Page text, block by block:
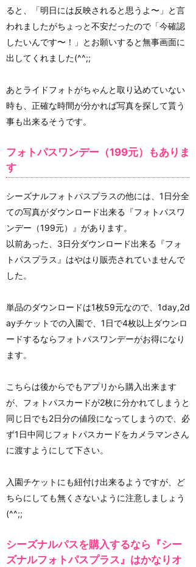
ると、「明日には反映されると思うよ〜」と言
われましたがちょっと不安だったので「今確認
したいんです〜！」とお願いすると無事画面に
出してくれました(^^;;
あとライドフォトがちゃんと取り込めていない
時も、正確な時間が分かれば写真を探して貰う
事も出来るそうです。
フォトパスワンデー（199元）もありま
す
シーズナルフォトパスプラスの他には、1日分全
ての写真がダウンロード出来る『フォトパスワ
ンデー（199元）』があります。
以前あった、3日分ダウンロード出来る『フォ
トパスプラス』はやはり販売されていませんで
した。
単品のダウンロードは1枚59元なので、1day,2d
ayチケットでの入園で、1日で4枚以上ダウンロ
ードするならフォトパスワンデーがお得になり
ます。
こちらは後からでもアプリから購入出来ます
が、フォトパスカードが2枚に分かれてしまうと
同じ日でも2日分の値段になってしまうので、必
ず1日中同じフォトパスカードをカメラマンさん
に渡すようにして下さい。
入園チケットにも紐付け出来るようですが、ど
ちらにしても無くさないように注意しましょう
(^^;;
シーズナルパスを購入するなら『シー
ズナルフォトパスプラス』はかなりオ